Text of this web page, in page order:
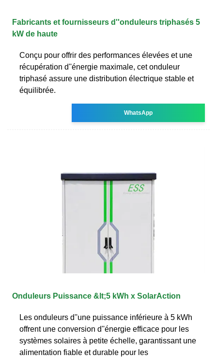
Fabricants et fournisseurs d''onduleurs triphasés 5
kW de haute
Conçu pour offrir des performances élevées et une
récupération d''énergie maximale, cet onduleur
triphasé assure une distribution électrique stable et
équilibrée.
WhatsApp
Onduleurs Puissance &lt;5 kWh x SolarAction
Les onduleurs d''une puissance inférieure à 5 kWh
offrent une conversion d''énergie efficace pour les
systèmes solaires à petite échelle, garantissant une
alimentation fiable et durable pour les